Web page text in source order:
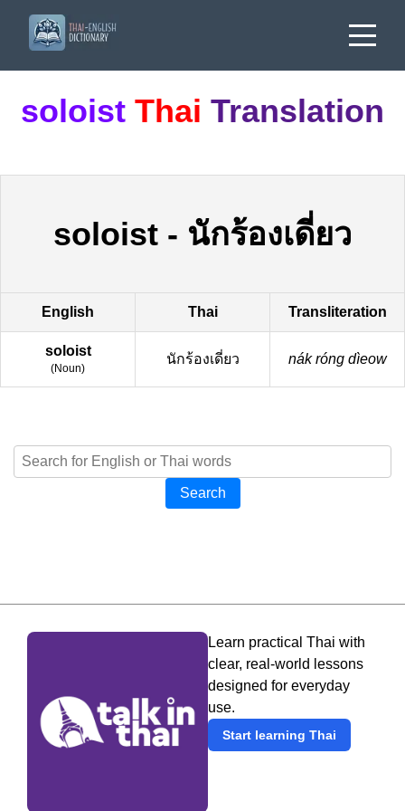
soloist Thai Translation
soloist - นักร้องเดี่ยว
English Thai Transliteration
soloist
(Noun)
นักร้องเดี่ยว nák róng dìeow
Search
Learn practical Thai with
clear, real-world lessons
designed for everyday
use.
Start learning Thai